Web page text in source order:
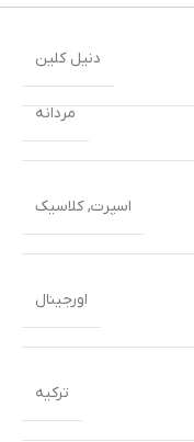
مردانه
اسپرت,کلاسیک
اورجینال
ترکیه
دنیل کلین